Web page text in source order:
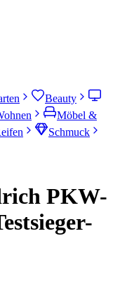
Beauty
Möbel &
Schmuck
PKW-